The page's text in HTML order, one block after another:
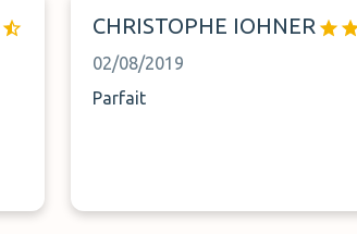
CHRISTOPHE IOHNER
02/08/2019
Parfait